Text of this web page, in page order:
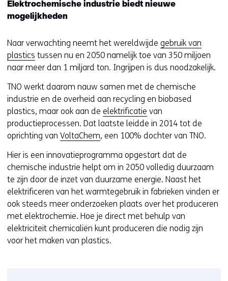
Elektrochemische industrie biedt nieuwe
mogelijkheden
Naar verwachting neemt het wereldwijde gebruik van
plastics tussen nu en 2050 namelijk toe van 350 miljoen
naar meer dan 1 miljard ton. Ingrijpen is dus noodzakelijk.
TNO werkt daarom nauw samen met de chemische
industrie en de overheid aan recycling en biobased
plastics, maar ook aan de elektrificatie van
productieprocessen. Dat laatste leidde in 2014 tot de
oprichting van VoltaChem, een 100% dochter van TNO.
Hier is een innovatieprogramma opgestart dat de
chemische industrie helpt om in 2050 volledig duurzaam
te zijn door de inzet van duurzame energie. Naast het
elektrificeren van het warmtegebruik in fabrieken vinden er
ook steeds meer onderzoeken plaats over het produceren
met elektrochemie. Hoe je direct met behulp van
elektriciteit chemicaliën kunt produceren die nodig zijn
voor het maken van plastics.